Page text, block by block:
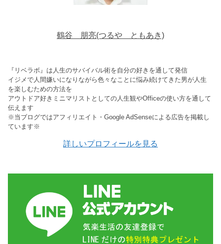
鶴谷 朋亮(つるや ともあき)
『リベラボ』は人生のサバイバル術を自分の好きを通して発信
イジメで人間嫌いになりながら色々なことに悩み続けてきた男が人生
を楽しむための方法を
アウトドア好きミニマリストとしての人生観やOfficeの使い方を通して
伝えます
※当ブログではアフィリエイト・Google AdSenseによる広告を掲載し
ています※
詳しいプロフィールを見る